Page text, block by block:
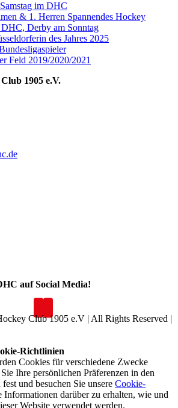
im DHC
& 1. Herren Spannendes Hockey
Derby am Sonntag
des Jahres 2025
Feld 2019/2020/2021
1905 e.V.
auf Social Media!
Club 1905 e.V | All Rights Reserved |
Richtlinien
Cookies für verschiedene Zwecke
Ihre persönlichen Präferenzen in den
fest und besuchen Sie unsere Cookie-
Informationen darüber zu erhalten, wie und
Website verwendet werden.